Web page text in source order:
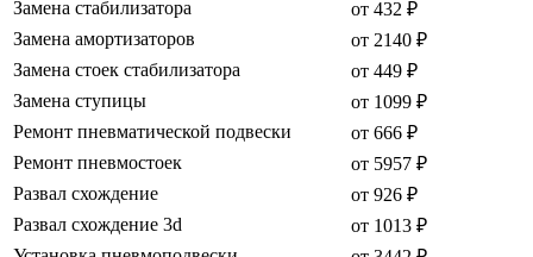
Замена стабилизатора
от 432 ₽
Замена амортизаторов
от 2140 ₽
Замена стоек стабилизатора
от 449 ₽
Замена ступицы
от 1099 ₽
Ремонт пневматической подвески
от 666 ₽
Ремонт пневмостоек
от 5957 ₽
Развал схождение
от 926 ₽
Развал схождение 3d
от 1013 ₽